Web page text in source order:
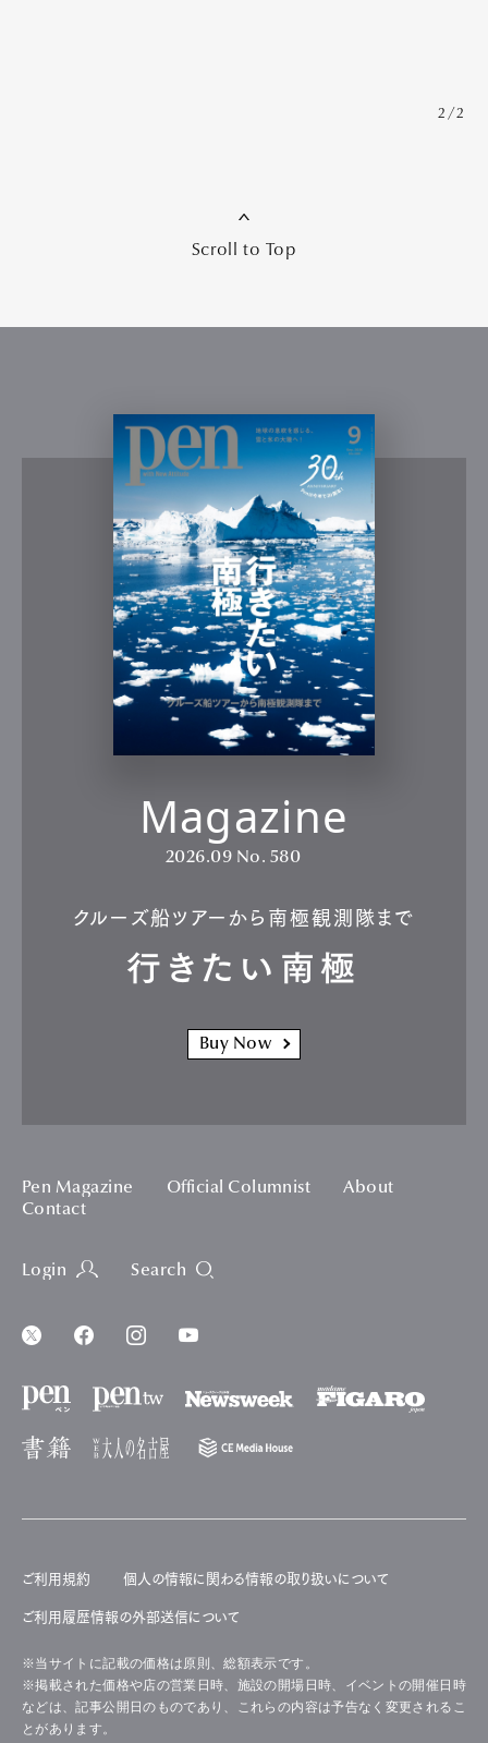
2/2
Scroll to Top
Magazine
2026.09 No. 580
クルーズ船ツアーから南極観測隊まで
行きたい南極
Buy Now
Pen Magazine Official Columnist
About
Contact
Login Search
ご利用規約 個人の情報に関わる情報の取り扱いについて
ご利用履歴情報の外部送信について
※当サイトに記載の価格は原則、総額表示です。
※掲載された価格や店の営業日時、施設の開場日時、イベントの開催日時
などは、記事公開日のものであり、これらの内容は予告なく変更されるこ
とがあります。